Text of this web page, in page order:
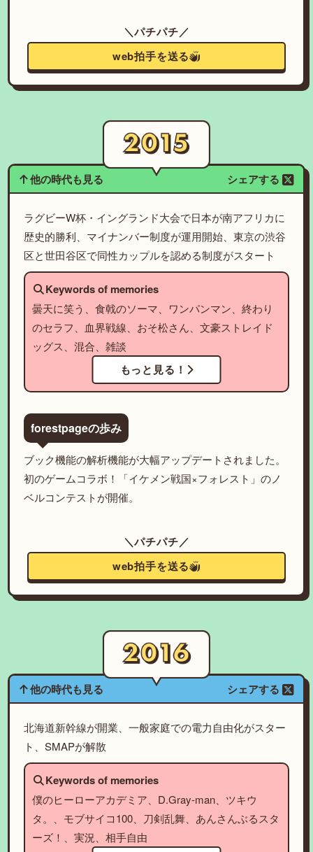
＼パチパチ／
web拍手を送る
他の時代も見る シェアする
ラグビーW杯・イングランド大会で日本が南アフリカに
歴史的勝利、マイナンバー制度が運用開始、東京の渋谷
区と世田谷区で同性カップルを認める制度がスタート
Keywords of memories
曇天に笑う、食戟のソーマ、ワンパンマン、終わり
のセラフ、血界戦線、おそ松さん、文豪ストレイド
ッグス、混合、雑談
もっと見る！
forestpageの歩み
ブック機能の解析機能が大幅アップデートされました。
初のゲームコラボ！「イケメン戦国×フォレスト」のノ
ベルコンテストが開催。
＼パチパチ／
web拍手を送る
他の時代も見る シェアする
北海道新幹線が開業、一般家庭での電力自由化がスター
ト、SMAPが解散
Keywords of memories
僕のヒーローアカデミア、D.Gray-man、ツキウ
タ。、モブサイコ100、刀剣乱舞、あんさんぶるスタ
ーズ！、実況、相手自由